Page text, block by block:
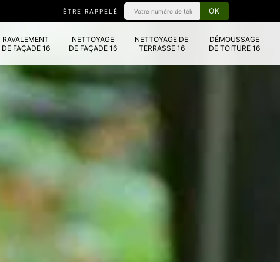
ÊTRE RAPPELÉ
RAVALEMENT
DE FAÇADE 16
NETTOYAGE
DE FAÇADE 16
NETTOYAGE DE
TERRASSE 16
DÉMOUSSAGE
DE TOITURE 16